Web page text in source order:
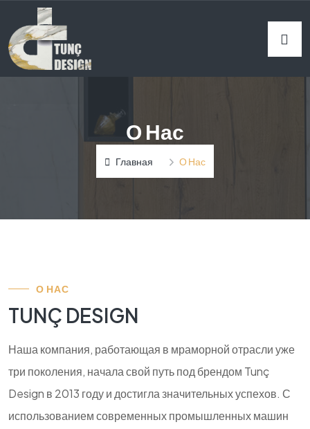
О Нас
Главная О Нас
О НАС
TUNÇ DESIGN
Наша компания, работающая в мраморной отрасли уже
три поколения, начала свой путь под брендом Tunç
Design в 2013 году и достигла значительных успехов. С
использованием современных промышленных машин